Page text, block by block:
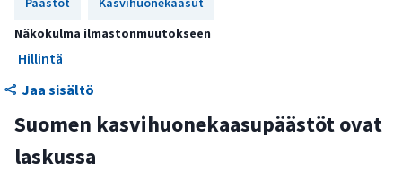
Maataloussektorin päästöistä noin puolet aiheutuu
maaperän dityppioksidipäästöistä
Teollisuusprosessien ja tuotteiden käytön päästöihin
vaikuttaa taloudellinen tilanne
Jätesektorin päästöt ovat laskeneet maltillisesti 2000-
luvulla
Näkokulma ilmastonmuutokseen
Hillintä
Jaa sisältö
Suomen kasvihuonekaasupäästöt ovat
laskussa